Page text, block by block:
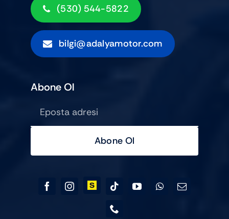
(530) 544-5822
bilgi@adalyamotor.com
Abone Ol
Abone Ol